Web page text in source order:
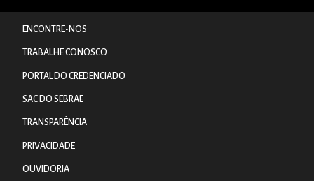
ENCONTRE-NOS
TRABALHE CONOSCO
PORTAL DO CREDENCIADO
SAC DO SEBRAE
TRANSPARÊNCIA
PRIVACIDADE
OUVIDORIA